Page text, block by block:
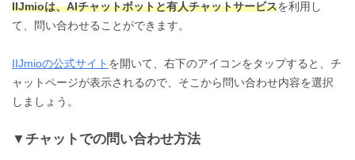
IIJmioは、AIチャットボットと有人チャットサービスを利用し
て、問い合わせることができます。
IIJmioの公式サイト を開いて、右下のアイコンをタップすると、チ
ャットページが表示されるので、そこから問い合わせ内容を選択
しましょう。
チャットでの問い合わせ方法